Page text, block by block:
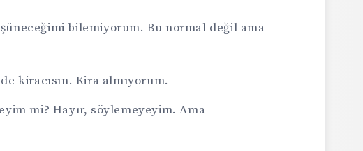
bilemiyorum. Bu normal değil ama
kiracısın. Kira almıyorum.
mi? Hayır, söylemeyeyim. Ama